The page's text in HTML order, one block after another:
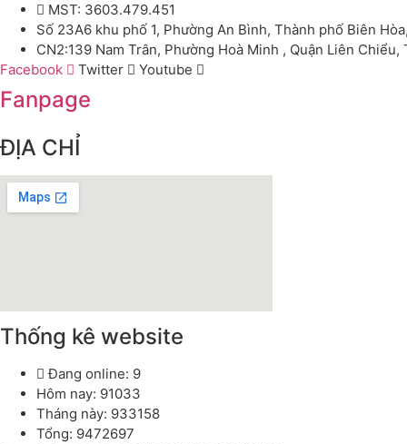
MST: 3603.479.451
Số 23A6 khu phố 1, Phường An Bình, Thành phố Biên
CN2:139 Nam Trân, Phường Hoà Minh , Quận Liên Chiểu,
Facebook
Twitter Youtube
Fanpage
ĐỊA CHỈ
Thống kê website
Đang online: 9
Hôm nay: 91033
Tháng này: 933158
Tổng: 9472697